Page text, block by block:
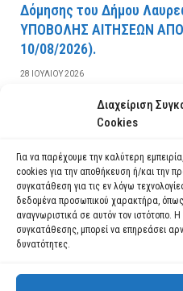
Διαχείριση
Cookies
Για να παρέχουμε την καλύτερη
cookies για την αποθήκευση ή/και την
συγκατάθεση για τις εν λόγω
δεδομένα προσωπικού χαρακτήρα,
αναγνωριστικά σε αυτόν τον ιστότοπο.
συγκατάθεσης, μπορεί να επηρεάσει
δυνατότητες.
Δόμησης του Δήμου
YΠOBOΛHΣ AITHΣEΩN
10/08/2026).
28 ΙΟΥΛΊΟΥ 2026
ΔΙΑΒΆΣΤΕ ΠΕΡΙΣΣΌΤΕΡΑ